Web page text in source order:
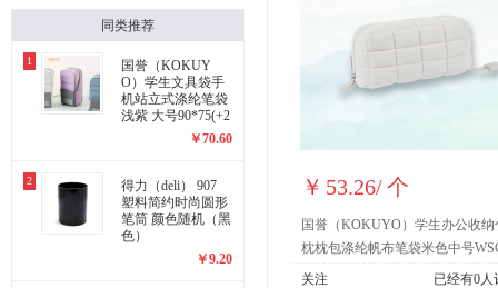
同类推荐
1
国誉（KOKUY
O）学生文具袋手
机站立式涤纶笔袋
浅紫 大号90*75(+2
0)*175mm WSG-P
￥70.60
2
得力（deli） 907
塑料简约时尚圆形
笔筒 颜色随机（黑
色）
￥9.20
￥ 53.26/个
国誉（KOKUYO）学生办公收纳
枕枕包涤纶帆布笔袋米色中号
KUK261LY
关注 已经有0人